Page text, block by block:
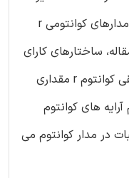
آرایه های کوانتومی برای پیاده سازی مدارهای کوانتومی r
ساختارهای کارای
جدید و آرایه ها، برای گیت های منطقی کوانتوم r مقداری
های کوانتوم
در مدار کوانتوم می